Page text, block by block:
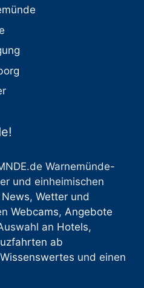
Warnemünde-
und einheimischen
News, Wetter und
Webcams, Angebote
an Hotels,
ab
Wissenswertes und einen